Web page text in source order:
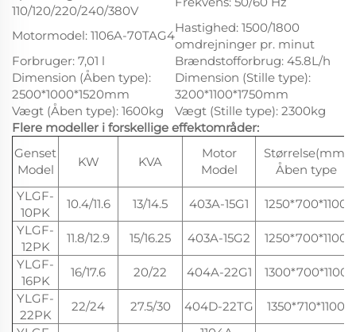
110/120/220/240/380V
Motormodel: 1106A-70TAG4
Hastighed: 1500/1800
omdrejninger pr. minut
Forbruger: 7,01 l
Brændstofforbrug: 45.8L/h
Dimension (Åben type):
2500*1000*1520mm
Dimension (Stille type):
3200*1100*1750mm
Vægt (Åben type): 1600kg
Vægt (Stille type): 2300kg
Flere modeller i forskellige effektområder:
Genset
Model
KW KVA
Motor
Model
Størrelse(mm)
Åben type
YLGF-
10PK
10.4/11.6 13/14.5 403A-15G1
1250*700*1100
YLGF-
12PK
11.8/12.9 15/16.25 403A-15G2
1250*700*1100
YLGF-
16PK
16/17.6 20/22 404A-22G1
1300*700*1100
YLGF-
22PK
22/24 27.5/30 404D-22TG
1350*710*1100